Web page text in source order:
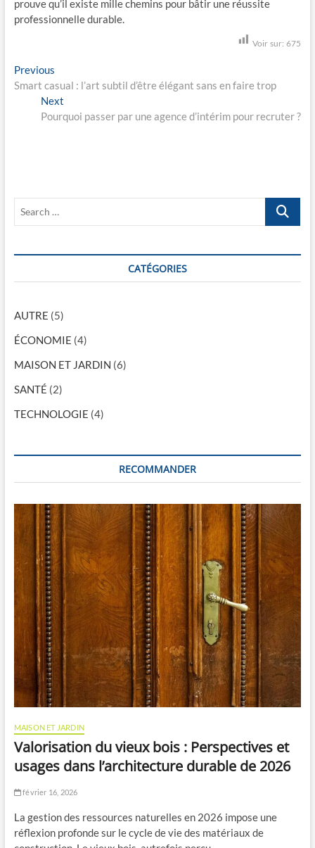
prouve qu’il existe mille chemins pour bâtir une réussite
professionnelle durable.
Voir sur: 675
N
a
i
o
n
e
l
’
a
r
i
c
l
e
Previous
r
e
v
s
:
Smart casual : l’art subtil d’être élégant sans en faire trop
Next
e
:
Pourquoi passer par une agence d’intérim pour recruter ?
r
h
CATÉGORIES
AUTRE (5)
ÉCONOMIE (4)
MAISON ET JARDIN (6)
SANTÉ (2)
TECHNOLOGIE (4)
RECOMMANDER
MAISON ET JARDIN
Valorisation du vieux bois : Perspectives et
usages dans l’architecture durable de 2026
février 16, 2026
La gestion des ressources naturelles en 2026 impose une
réflexion profonde sur le cycle de vie des matériaux de